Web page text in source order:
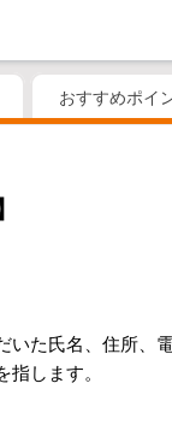
おすすめポイ
いた氏名、住所、
します。